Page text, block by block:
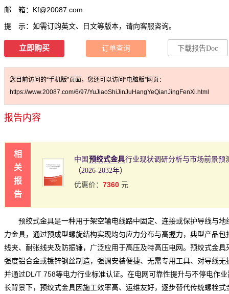
邮 箱： Kf@20087.com
提 示：如需订购英文、日文等版本，请向客服咨询。
立即购买 订单查询 下载报告Doc
您目前访问的“手机版”页面，您还可以访问“电脑版”网页：
https://www.20087.com/6/97/YuJiaoShiJinJuHangYeQianJingFenXi.html
报告内容
相
关
报
告
中国 预绞式金具行业现状调研分析与市场前景预
（2026-2032年）
优惠价： 7360 元
预绞式金具是一种用于架空输电线路中固定、连接或保护导线与地
力金具，通过预成型螺旋结构实现均匀应力分布与高握力，典型产品包
线夹、耐张线夹及防振锤，广泛应用于高压及特高压电网。预绞式金具
强度铝合金或镀锌钢丝制造，强调安装便捷、无需专用工具、对导线无
并通过DL/T 758等电力行业标准认证。在电网可靠性提升与不停电作业
长背景下，预绞式金具因施工效率高、运维友好，逐步替代传统螺栓式